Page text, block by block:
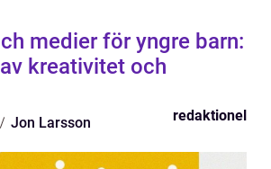
medier för yngre barn:
kreativitet och
Jon Larsson redaktionel